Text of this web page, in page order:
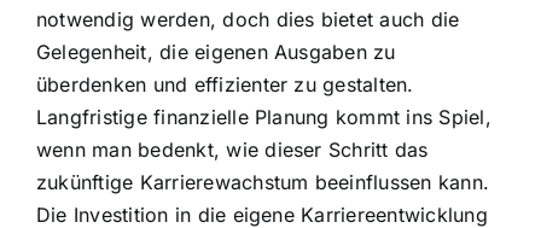
notwendig werden, doch dies bietet auch die
Gelegenheit, die eigenen Ausgaben zu
überdenken und effizienter zu gestalten.
Langfristige finanzielle Planung kommt ins Spiel,
wenn man bedenkt, wie dieser Schritt das
zukünftige Karrierewachstum beeinflussen kann.
Die Investition in die eigene Karriereentwicklung